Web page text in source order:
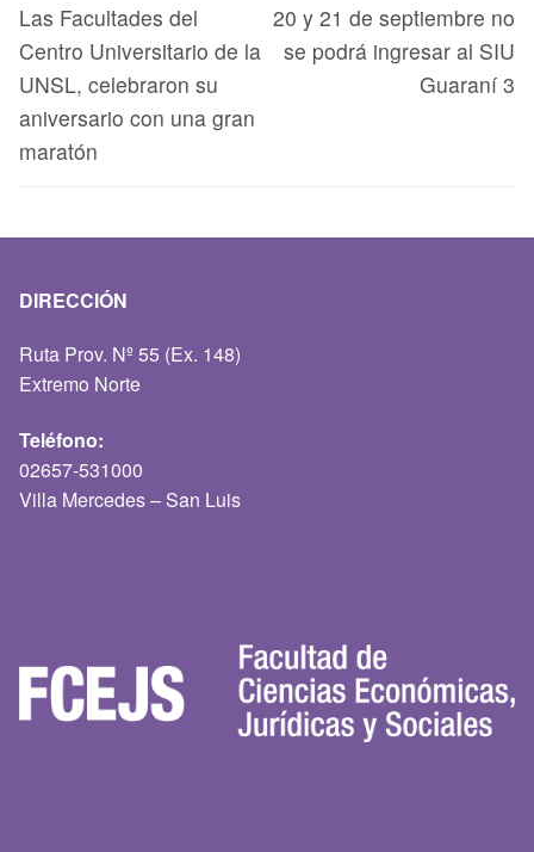
Las Facultades del
Centro Universitario de la
UNSL, celebraron su
aniversario con una gran
maratón
20 y 21 de septiembre no
se podrá ingresar al SIU
Guaraní 3
DIRECCIÓN
Ruta Prov. Nº 55 (Ex. 148)
Extremo Norte
Teléfono:
02657-531000
Villa Mercedes – San Luis